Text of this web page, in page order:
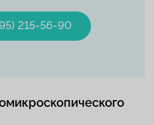
215-56-90